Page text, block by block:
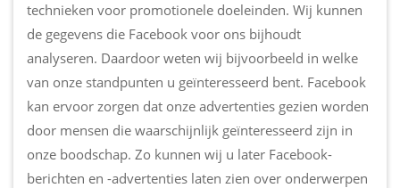
technieken voor promotionele doeleinden. Wij kunnen
de gegevens die Facebook voor ons bijhoudt
analyseren. Daardoor weten wij bijvoorbeeld in welke
van onze standpunten u geïnteresseerd bent. Facebook
kan ervoor zorgen dat onze advertenties gezien worden
door mensen die waarschijnlijk geïnteresseerd zijn in
onze boodschap. Zo kunnen wij u later Facebook-
berichten en -advertenties laten zien over onderwerpen